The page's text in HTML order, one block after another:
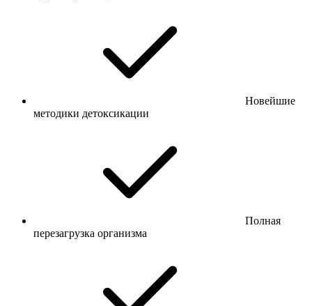
Новейшие
методики детоксикации
Полная
перезагрузка организма